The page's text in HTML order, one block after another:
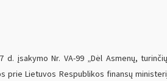
įsakymo Nr. VA-99 „Dėl Asmenų,
Lietuvos Respublikos finansų